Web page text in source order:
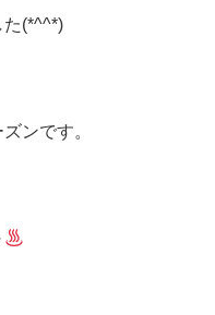
た(*^^*)
ンです。